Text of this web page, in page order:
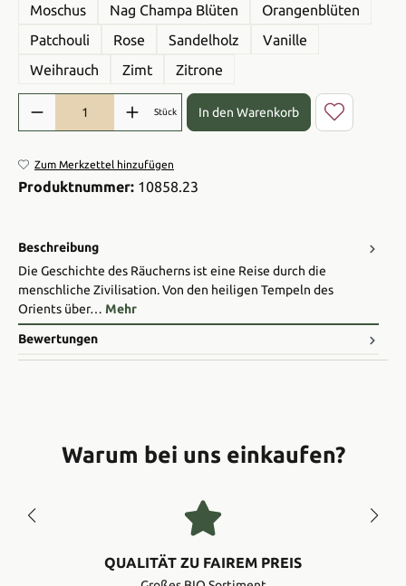
Moschus
Nag Champa Blüten
Orangenblüten
Patchouli
Rose Sandelholz
Vanille
Weihrauch
Zimt Zitrone
Produkt Anzahl: Gib den gewünschten Wert ein oder benutze die
Stück In den Warenkorb
Zum Merkzettel hinzufügen
Produktnummer: 10858.23
Beschreibung
Die Geschichte des Räucherns ist eine Reise durch die
menschliche Zivilisation. Von den heiligen Tempeln des
Orients über… Mehr
Bewertungen
Warum bei uns einkaufen?
QUALITÄT ZU FAIREM PREIS